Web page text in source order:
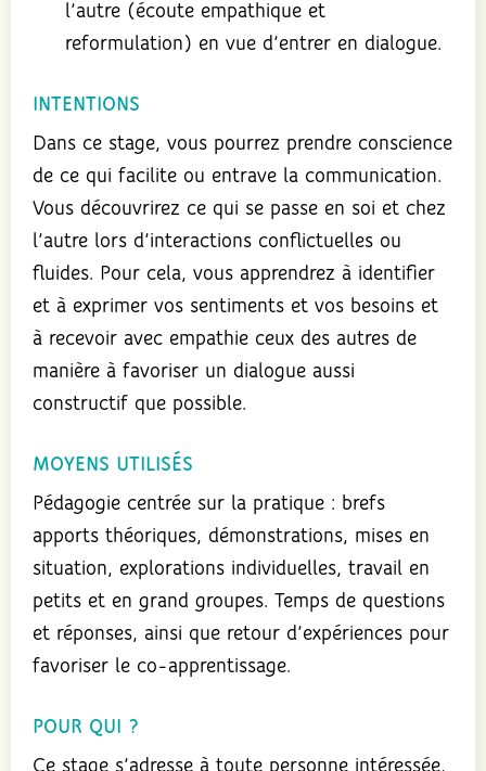
l’autre (écoute empathique et
reformulation) en vue d’entrer en dialogue.
INTENTIONS
Dans ce stage, vous pourrez prendre conscience
de ce qui facilite ou entrave la communication.
Vous découvrirez ce qui se passe en soi et chez
l’autre lors d’interactions conflictuelles ou
fluides. Pour cela, vous apprendrez à identifier
et à exprimer vos sentiments et vos besoins et
à recevoir avec empathie ceux des autres de
manière à favoriser un dialogue aussi
constructif que possible.
MOYENS UTILISÉS
Pédagogie centrée sur la pratique : brefs
apports théoriques, démonstrations, mises en
situation, explorations individuelles, travail en
petits et en grand groupes. Temps de questions
et réponses, ainsi que retour d’expériences pour
favoriser le co-apprentissage.
POUR QUI ?
Ce stage s’adresse à toute personne intéressée,